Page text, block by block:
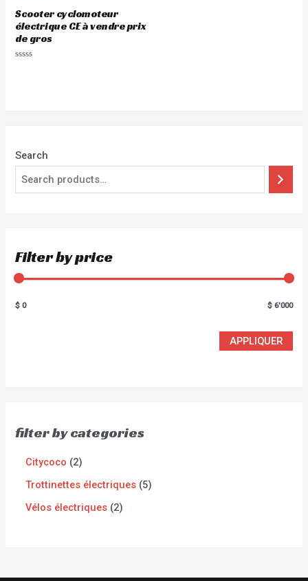
Search
Filter by price
$ 0 $ 6'000
APPLIQUER
filter by categories
Citycoco 2
Trottinettes électriques 5
Vélos électriques 2
Scooter cyclomoteur
électrique CE à vendre prix
de gros